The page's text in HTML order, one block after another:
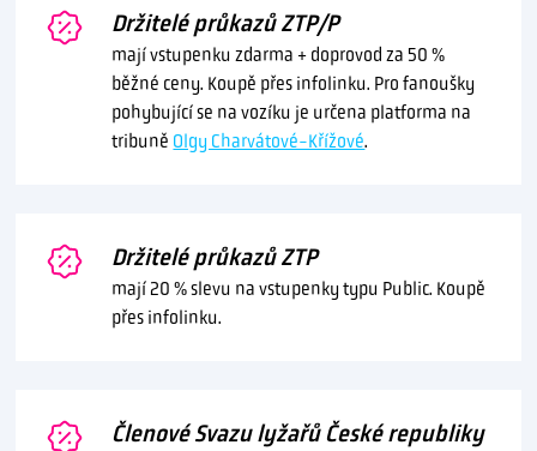
Držitelé průkazů ZTP/P
mají vstupenku zdarma + doprovod za 50 %
běžné ceny. Koupě přes infolinku. Pro fanoušky
pohybující se na vozíku je určena platforma na
tribuně Olgy Charvátové-Křížové.
Držitelé průkazů ZTP
mají 20 % slevu na vstupenky typu Public. Koupě
přes infolinku.
Členové Svazu lyžařů České republiky